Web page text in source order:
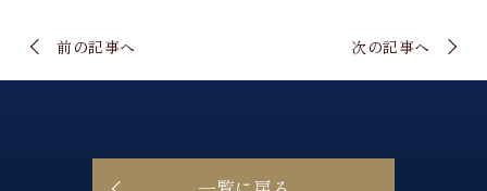
前の記事へ 次の記事へ